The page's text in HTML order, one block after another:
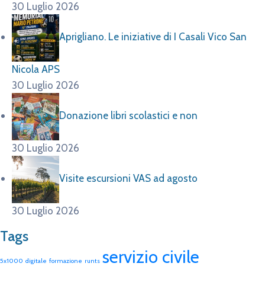
30 Luglio 2026
Aprigliano. Le iniziative di I Casali Vico San
Nicola APS
30 Luglio 2026
Donazione libri scolastici e non
30 Luglio 2026
Visite escursioni VAS ad agosto
30 Luglio 2026
Tags
5x1000 digitale formazione runts servizio civile